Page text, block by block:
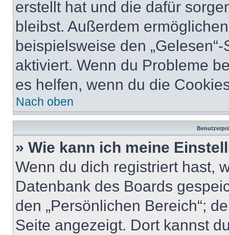
erstellt hat und die dafür
bleibst. Außerdem
beispielsweise den
aktiviert. Wenn du Probleme
es helfen, wenn du die
Nach oben
» Wie kann ich meine
Wenn du dich registriert hast,
Datenbank des Boards
den „Persönlichen Bereich“;
Seite angezeigt. Dort kannst